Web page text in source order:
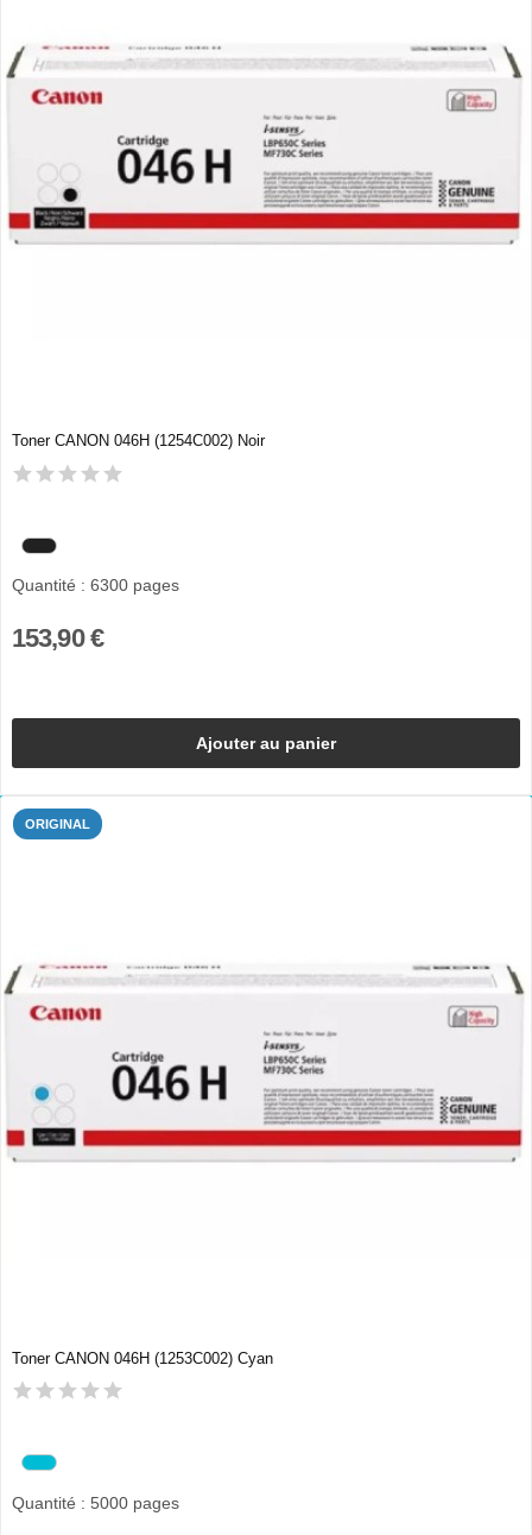
Toner CANON 046H (1254C002) Noir
Quantité : 6300 pages
153,90 €
Ajouter au panier
ORIGINAL
Toner CANON 046H (1253C002) Cyan
Quantité : 5000 pages